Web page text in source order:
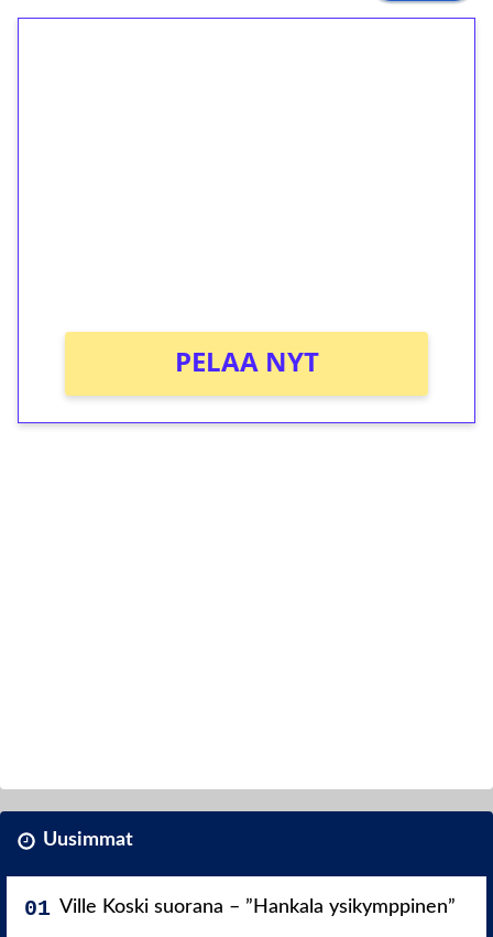
PELAA NYT
Uusimmat
Ville Koski suorana – ”Hankala ysikymppinen”